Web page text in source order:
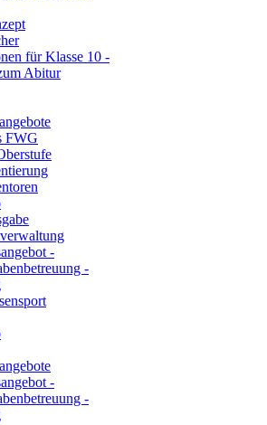
für Klasse 10 -
Abitur
FWG
-
-
-
-